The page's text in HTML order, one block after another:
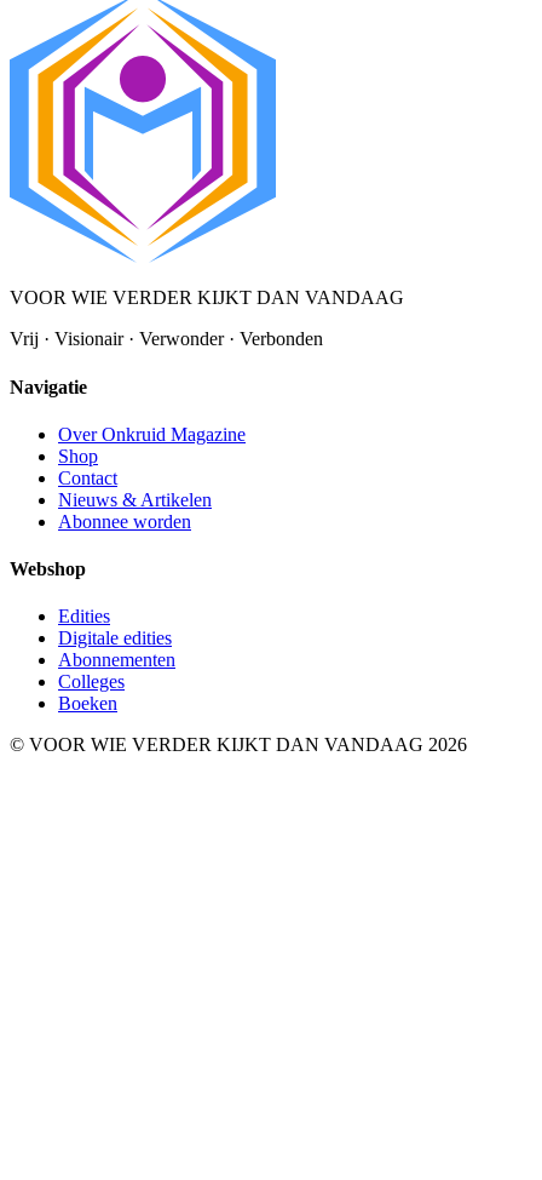
VOOR WIE VERDER KIJKT DAN VANDAAG
Vrij · Visionair · Verwonder · Verbonden
Navigatie
Over Onkruid Magazine
Shop
Contact
Nieuws & Artikelen
Abonnee worden
Webshop
Edities
Digitale edities
Abonnementen
Colleges
Boeken
© VOOR WIE VERDER KIJKT DAN VANDAAG 2026